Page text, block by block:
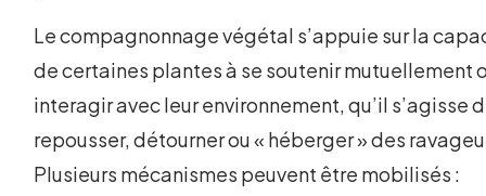
Le compagnonnage végétal s’appuie sur la
de certaines plantes à se soutenir mutuellement
interagir avec leur environnement, qu’il s’agisse
repousser, détourner ou « héberger » des
Plusieurs mécanismes peuvent être mobilisés :